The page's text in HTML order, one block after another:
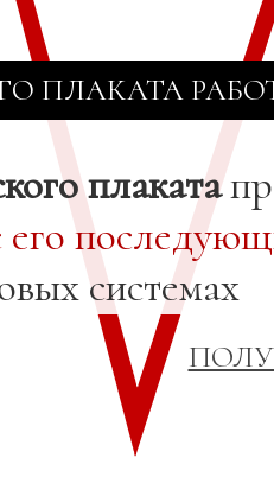
ПЛАКАТА
плаката
системах